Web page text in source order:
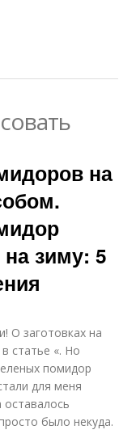
на
зиму: 5
О заготовках на
статье «. Но
помидор
для меня
было некуда.